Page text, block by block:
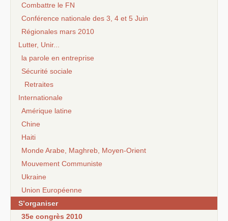
Combattre le FN
Conférence nationale des 3, 4 et 5 Juin
Régionales mars 2010
Lutter, Unir...
la parole en entreprise
Sécurité sociale
Retraites
Internationale
Amérique latine
Chine
Haiti
Monde Arabe, Maghreb, Moyen-Orient
Mouvement Communiste
Ukraine
Union Européenne
S’organiser
35e congrès 2010